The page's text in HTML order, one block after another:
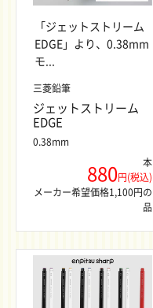
「ジェットストリーム
EDGE」より、0.38mm
モ...
三菱鉛筆
ジェットストリーム
EDGE
0.38mm
本
880円(税込)
メーカー希望価格1,100円の
品